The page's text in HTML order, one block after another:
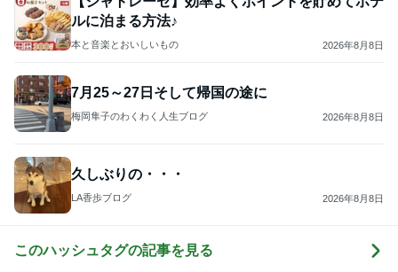
ルに泊まる方法♪
本と音楽とおいしいもの 2026年8月8日
7月25～27日そして帰国の途に
梅岡隼子のわくわく人生ブログ 2026年8月8日
久しぶりの・・・
LA香歩ブログ 2026年8月8日
このハッシュタグの記事を見る